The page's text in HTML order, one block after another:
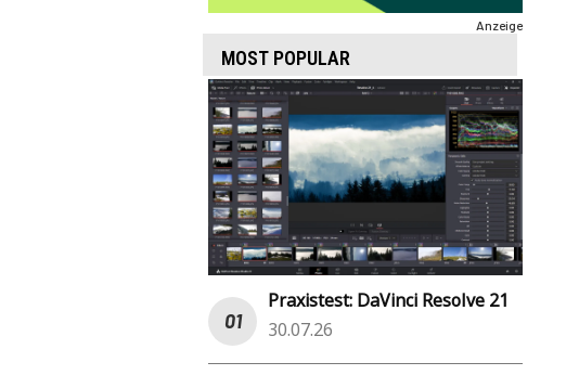
Anzeige
MOST POPULAR
Praxistest: DaVinci Resolve 21
30.07.26